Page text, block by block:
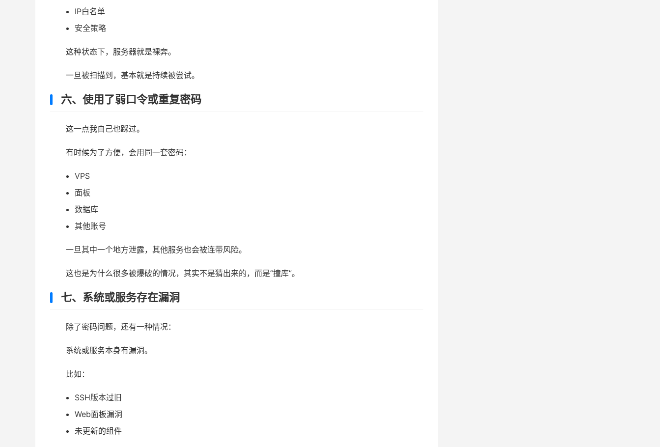
IP白名单
安全策略
这种状态下，服务器就是裸奔。
一旦被扫描到，基本就是持续被尝试。
六、使用了弱口令或重复密码
这一点我自己也踩过。
有时候为了方便，会用同一套密码：
VPS
面板
数据库
其他账号
一旦其中一个地方泄露，其他服务也会被连带风险。
这也是为什么很多被爆破的情况，其实不是猜出来的，而是“撞库”。
七、系统或服务存在漏洞
除了密码问题，还有一种情况：
系统或服务本身有漏洞。
比如：
SSH版本过旧
Web面板漏洞
未更新的组件